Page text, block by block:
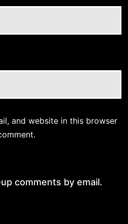
and website in this browser
comments by email.